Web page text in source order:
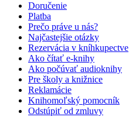
Doručenie
Platba
Prečo práve u nás?
Najčastejšie otázky
Rezervácia v kníhkupectve
Ako čítať e-knihy
Ako počúvať audioknihy
Pre školy a knižnice
Reklamácie
Knihomoľský pomocník
Odstúpiť od zmluvy